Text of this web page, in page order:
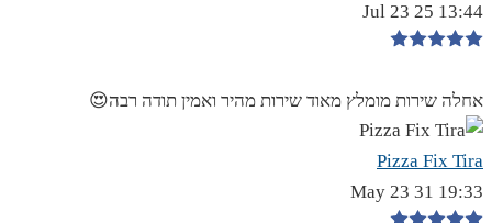
13:44 25 Jul 23
אחלה שירות מומלץ מאוד שירות מהיר ואמין תודה רבה😍
Pizza Fix Tira
19:33 31 May 23